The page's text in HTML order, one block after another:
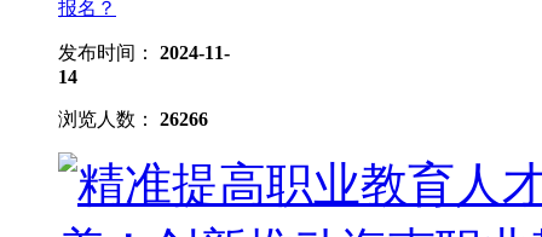
报名？
发布时间： 2024-11-
14
浏览人数： 26266